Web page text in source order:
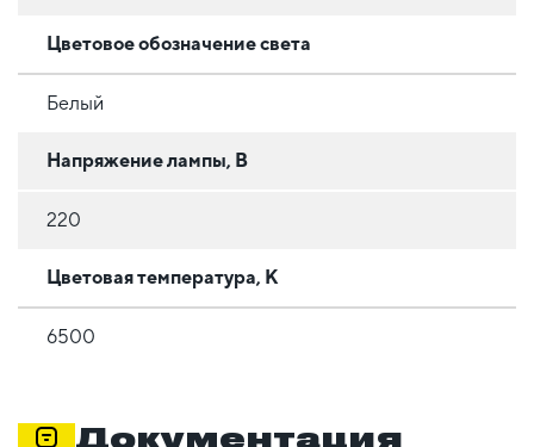
Цветовое обозначение света
Белый
Напряжение лампы, В
220
Цветовая температура, К
6500
Документация